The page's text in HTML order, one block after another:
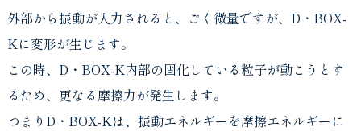
外部から振動が入力されると、ごく微量ですが、D・BOX-
Kに変形が生じます。
この時、D・BOX-K内部の固化している粒子が動こうとす
るため、更なる摩擦力が発生します。
つまりD・BOX-Kは、振動エネルギーを摩擦エネルギーに